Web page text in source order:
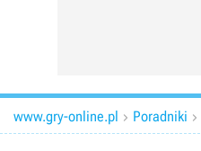
www.gry-online.pl  Poradniki 